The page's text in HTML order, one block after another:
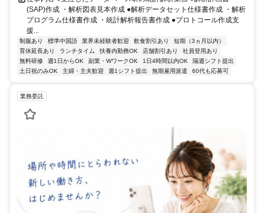
(SAP)作成 ・解析図表見本作成 ●解析データセット仕様書作成 ・解析
プログラム仕様書作成 ・統計解析報告書作成 ●プロトコール作成支
援...
制服あり 標準中国語 業界未経験者歓迎 飲食割引あり
短期（3ヵ月以内）
育休延長あり
ランチタイム 扶養内勤務OK 店舗割引あり
社員登用あり
無料研修
週1日からOK 副業・WワークOK 1日4時間以内OK
隔週シフト提出
土日祝のみOK
主婦・主夫歓迎 週1シフト提出 無期雇用派遣 60代も応募可
業務委託